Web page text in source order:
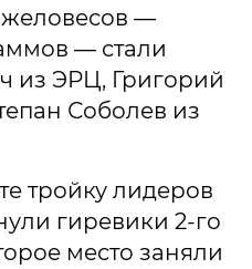
—
— стали
из ЭРЦ, Григорий
Соболев из
тройку лидеров
гиревики 2-го
место заняли